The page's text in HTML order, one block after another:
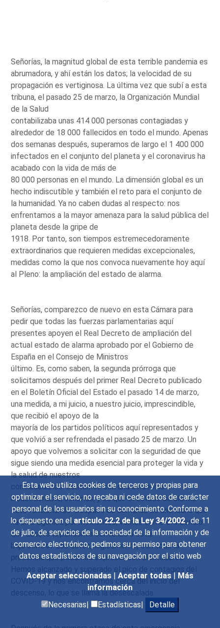
Esta web utiliza cookies de terceros y propias para
optimizar el servicio, no recaba ni cede datos de carácter
personal de los usuarios sin su conocimiento. Conforme a
lo dispuesto en elartículo 22.2 de la Ley 34/2002, de 11
de julio, de servicios de la sociedad de la información y de
comercio electrónico, pedimos su permiso para obtener
datos estadísticos de su navegación por el sitio web
Aceptar seleccionadas | Aceptar todas| Más
información
Necesarias|
Estadísticas| Detalle
Señorías, la magnitud global de esta terrible pandemia es
abrumadora, y ahí están los datos; la velocidad de su
propagación es vertiginosa. La última vez que subí a esta
tribuna, el pasado 25 de marzo, la Organización Mundial
de la Salud
contabilizaba unas 414 000 personas contagiadas y
alrededor de 18 000 fallecidos en todo el mundo. Apenas
dos semanas después, superamos de largo el 1 400 000
infectados en el conjunto del planeta y el coronavirus ha
acabado con la vida de más de
80 000 personas en el mundo. La dimensión global es un
hecho indiscutible y también el reto para el conjunto de
la humanidad. Ya no caben dudas al respecto: nos
enfrentamos a la mayor amenaza para la salud pública del
planeta desde la gripe de
1918. Por tanto, son tiempos estremecedoramente
extraordinarios que requieren medidas excepcionales,
medidas como la que nos convoca nuevamente hoy aquí
al Pleno: la ampliación del estado de alarma.
Señorías, comparezco de nuevo en esta Cámara para
pedir que todas las fuerzas parlamentarias aquí
presentes apoyen el Real Decreto de ampliación del
actual estado de alarma aprobado por el Gobierno de
España en el Consejo de Ministros
último. Es, como saben, la segunda prórroga que
solicitamos después del primer Real Decreto publicado
en el Boletín Oficial del Estado el pasado 14 de marzo,
una medida, a mi juicio, a nuestro juicio, imprescindible,
que recibió el apoyo de la
mayoría de los partidos políticos aquí representados y
que volvió a ser refrendada el pasado 25 de marzo. Un
apoyo que volvemos a solicitar con la seguridad de que
sigue siendo una medida esencial para proteger la vida y
la salud de nuestros
conciudadanos. Contamos con una evidencia
incuestionable, señorías, y es que el estado de alarma
está funcionando. Después de semanas de una lucha que
ha sido agónica por momentos, vemos cómo el incendio
que desató la pandemia comienza a estar
bajo control. Los datos, lógicamente, con toda la
prudencia que podamos expresar, son alentadores.
Hemos alcanzado y superado el pico de contagios del
COVID-19 y nos encontramos cerca del inicio del
descenso, lo que se llama la desescalada.